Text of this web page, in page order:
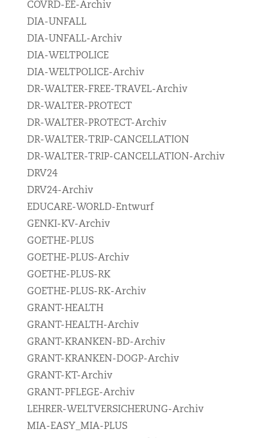
COVRD-EE-Archiv
DIA-UNFALL
DIA-UNFALL-Archiv
DIA-WELTPOLICE
DIA-WELTPOLICE-Archiv
DR-WALTER-FREE-TRAVEL-Archiv
DR-WALTER-PROTECT
DR-WALTER-PROTECT-Archiv
DR-WALTER-TRIP-CANCELLATION
DR-WALTER-TRIP-CANCELLATION-Archiv
DRV24
DRV24-Archiv
EDUCARE-WORLD-Entwurf
GENKI-KV-Archiv
GOETHE-PLUS
GOETHE-PLUS-Archiv
GOETHE-PLUS-RK
GOETHE-PLUS-RK-Archiv
GRANT-HEALTH
GRANT-HEALTH-Archiv
GRANT-KRANKEN-BD-Archiv
GRANT-KRANKEN-DOGP-Archiv
GRANT-KT-Archiv
GRANT-PFLEGE-Archiv
LEHRER-WELTVERSICHERUNG-Archiv
MIA-EASY_MIA-PLUS